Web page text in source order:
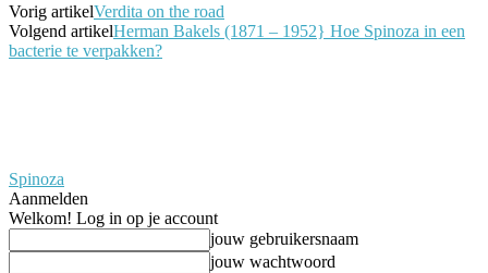
Vorig artikelVerdita on the road
Volgend artikelHerman Bakels (1871 – 1952} Hoe Spinoza in een
bacterie te verpakken?
Spinoza
Aanmelden
Welkom! Log in op je account
jouw gebruikersnaam
jouw wachtwoord